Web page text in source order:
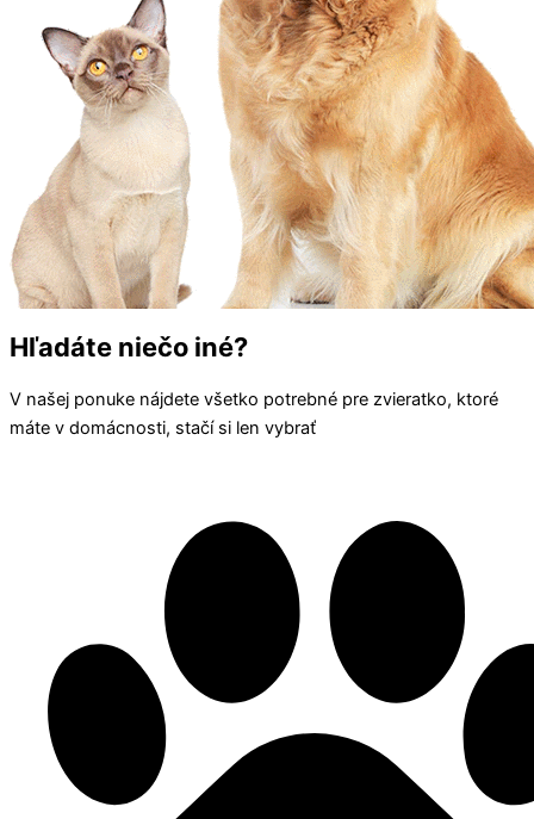
Hľadáte niečo iné?
V našej ponuke nájdete všetko potrebné pre zvieratko, ktoré
máte v domácnosti, stačí si len vybrať